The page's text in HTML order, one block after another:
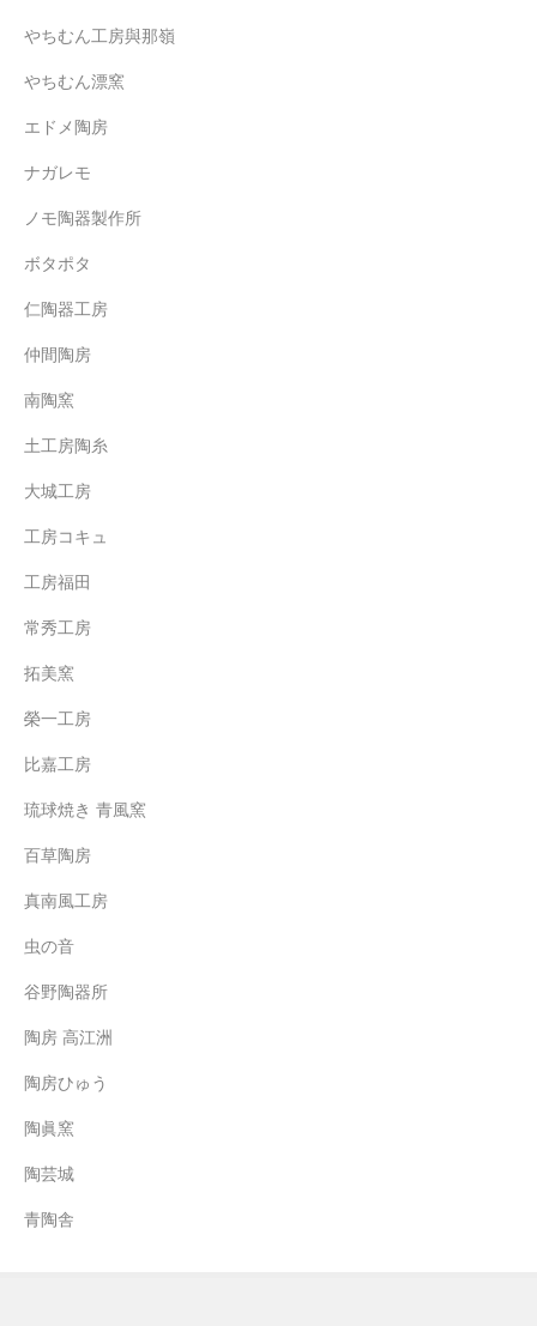
やちむん工房與那嶺
やちむん漂窯
エドメ陶房
ナガレモ
ノモ陶器製作所
ボタポタ
仁陶器工房
仲間陶房
南陶窯
土工房陶糸
大城工房
工房コキュ
工房福田
常秀工房
拓美窯
榮一工房
比嘉工房
琉球焼き 青風窯
百草陶房
真南風工房
虫の音
谷野陶器所
陶房 高江洲
陶房ひゅう
陶眞窯
陶芸城
青陶舎